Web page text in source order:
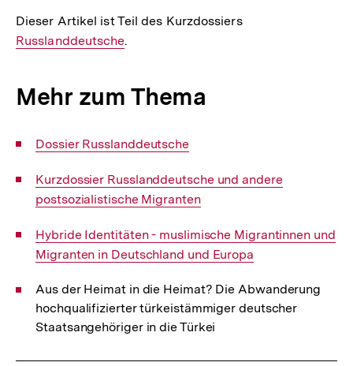
der
Fußnote
Dieser Artikel ist Teil des KurzdossiersInterner
Russlanddeutsche.
Mehr zum Thema
Interner
Dossier Russlanddeutsche
Interner
Link:
Kurzdossier Russlanddeutsche und andere
postsozialistische Migranten
Interner
Link:
Hybride Identitäten - muslimische Migrantinnen und
Migranten in Deutschland und Europa
Aus der Heimat in die Heimat? Die Abwanderung
hochqualifizierter türkeistämmiger deutscher
Staatsangehöriger in die Türkei